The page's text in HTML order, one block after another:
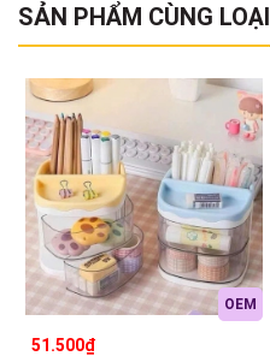
SẢN PHẨM CÙNG LOẠI
OEM
51.500₫